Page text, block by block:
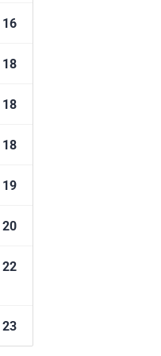
16
18
18
18
19
20
22
23